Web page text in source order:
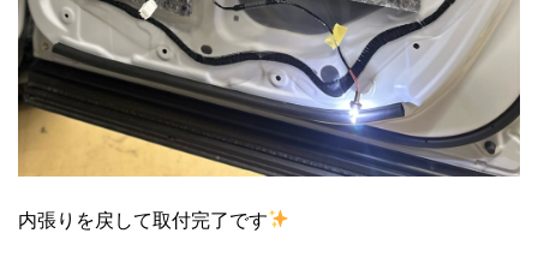
内張りを戻して取付完了です